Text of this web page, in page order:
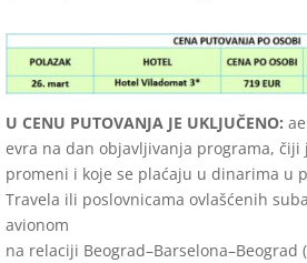
U CENU PUTOVANJA JE UKLJUČENO:
evra na dan objavljivanja programa, čiji
promeni i koje se plaćaju u dinarima u
Travela ili poslovnicama ovlašćenih
avionom
na relaciji Beograd–Barselona–Beograd